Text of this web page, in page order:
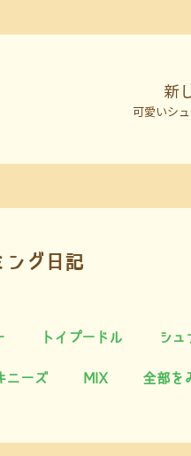
新
可愛いシ
ング日記
トイプードル シュ
ニーズ MIX 全部を